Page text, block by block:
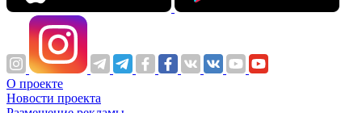
О проекте
Новости проекта